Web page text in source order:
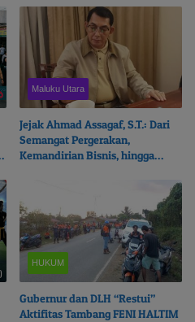
Maluku Utara
Jejak Ahmad Assagaf, S.T.: Dari
Semangat Pergerakan,
Kemandirian Bisnis, hingga
HUKUM
Gubernur dan DLH “Restui”
Aktifitas Tambang FENI HALTIM